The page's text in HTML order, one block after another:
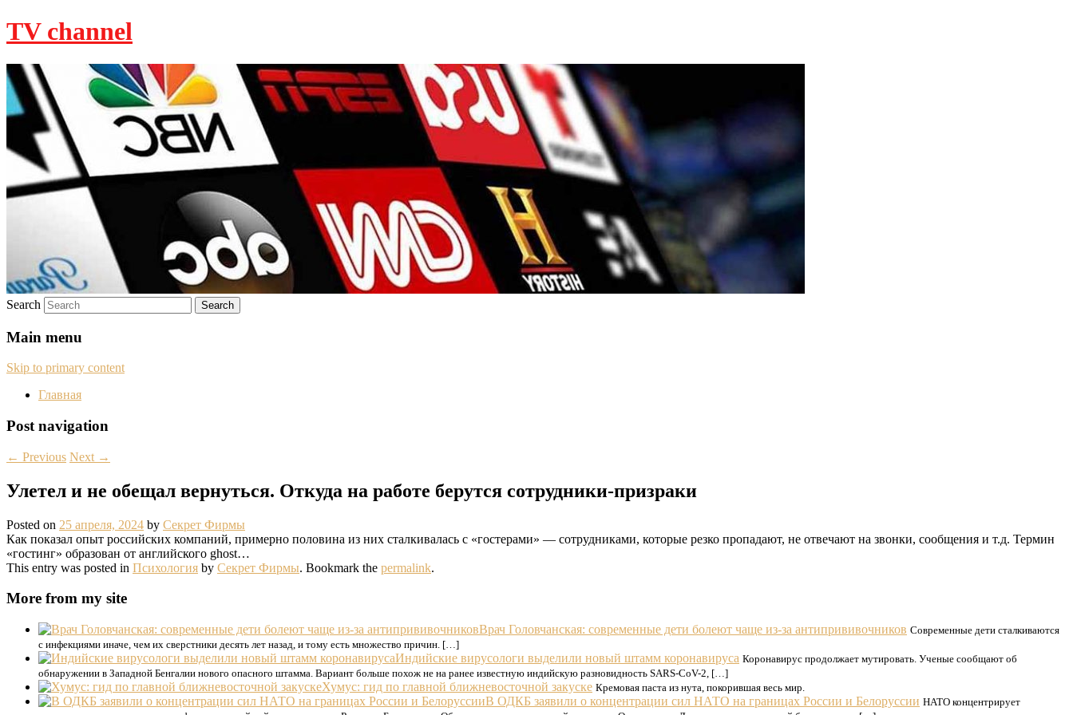
TV channel
Search
Main menu
Skip to primary content
Главная
Post navigation
← Previous Next →
Улетел и не обещал вернуться. Откуда на работе берутся сотрудники-призраки
Posted on 25 апреля, 2024 by Секрет Фирмы
Как показал опыт российских компаний, примерно половина из них сталкивалась с «гостерами» — сотрудниками, которые резко пропадают, не отвечают на звонки, сообщения и т.д. Термин
«гостинг» образован от английского ghost…
This entry was posted in Психология by Секрет Фирмы. Bookmark the permalink.
More from my site
Врач Головчанская: современные дети болеют чаще из-за антипрививочников Современные дети сталкиваются
с инфекциями иначе, чем их сверстники десять лет назад, и тому есть множество причин. […]
Индийские вирусологи выделили новый штамм коронавируса Коронавирус продолжает мутировать. Ученые сообщают об
обнаружении в Западной Бенгалии нового опасного штамма. Вариант больше похож не на ранее известную индийскую разновидность SARS-CoV-2, […]
Хумус: гид по главной ближневосточной закуске Кремовая паста из нута, покорившая весь мир.
В ОДКБ заявили о концентрации сил НАТО на границах России и Белоруссии НАТО концентрирует